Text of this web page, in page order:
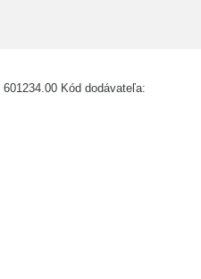
601234.00 Kód dodávateľa: